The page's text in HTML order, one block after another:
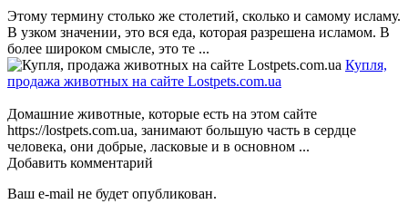
Этому термину столько же столетий, сколько и самому исламу.
В узком значении, это вся еда, которая разрешена исламом. В
более широком смысле, это те ...
Купля,
продажа животных на сайте Lostpets.com.ua
Домашние животные, которые есть на этом сайте
https://lostpets.com.ua, занимают большую часть в сердце
человека, они добрые, ласковые и в основном ...
Добавить комментарий
Ваш e-mail не будет опубликован.